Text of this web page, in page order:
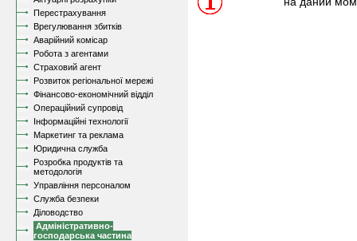
Перестрахування
Врегулювання збитків
Аварійний комісар
Робота з агентами
Страховий агент
Розвиток регіональної мережі
Фінансово-економічний відділ
Операційний супровід
Інформаційні технології
Маркетинг та реклама
Юридична служба
Розробка продуктів та
методологія
Управління персоналом
Служба безпеки
Діловодство
Адміністративно-
господарська частина